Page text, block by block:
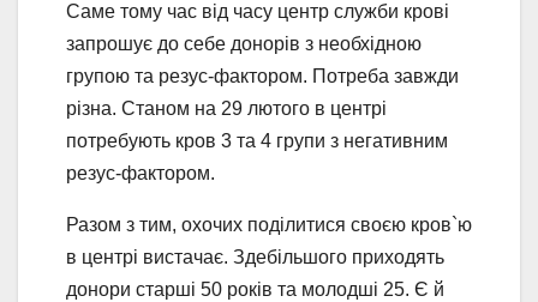
Саме тому час від часу центр служби крові
запрошує до себе донорів з необхідною
групою та резус-фактором. Потреба завжди
різна. Станом на 29 лютого в центрі
потребують кров 3 та 4 групи з негативним
резус-фактором.
Разом з тим, охочих поділитися своєю кров`ю
в центрі вистачає. Здебільшого приходять
донори старші 50 років та молодші 25. Є й